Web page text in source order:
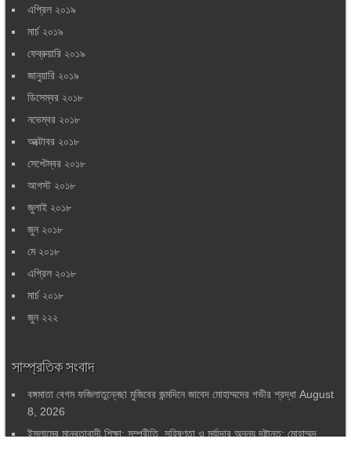
এপ্রিল ২০১৯
মার্চ ২০১৯
ফেব্রুয়ারি ২০১৯
জানুয়ারি ২০১৯
ডিসেম্বর ২০১৮
নভেম্বর ২০১৮
অক্টোবর ২০১৮
সেপ্টেম্বর ২০১৮
আগস্ট ২০১৮
জুলাই ২০১৮
জুন ২০১৮
মে ২০১৮
এপ্রিল ২০১৮
মার্চ ২০১৮
জুন ২২২
সাম্প্রতিক সংবাদ
বঙ্গমাতা বেগম ফজিলাতুন্নেছা মুজিবের জন্মদিনে জাবেদ মোহাম্মদের গভীর শ্রদ্ধা August
8, 2026
ইসলামের মানবতাবাদী শিক্ষা: সম্প্রীতি, সহিষ্ণুতা ও মর্যাদার অনন্য দৃষ্টান্ত: মোহাম্মদ